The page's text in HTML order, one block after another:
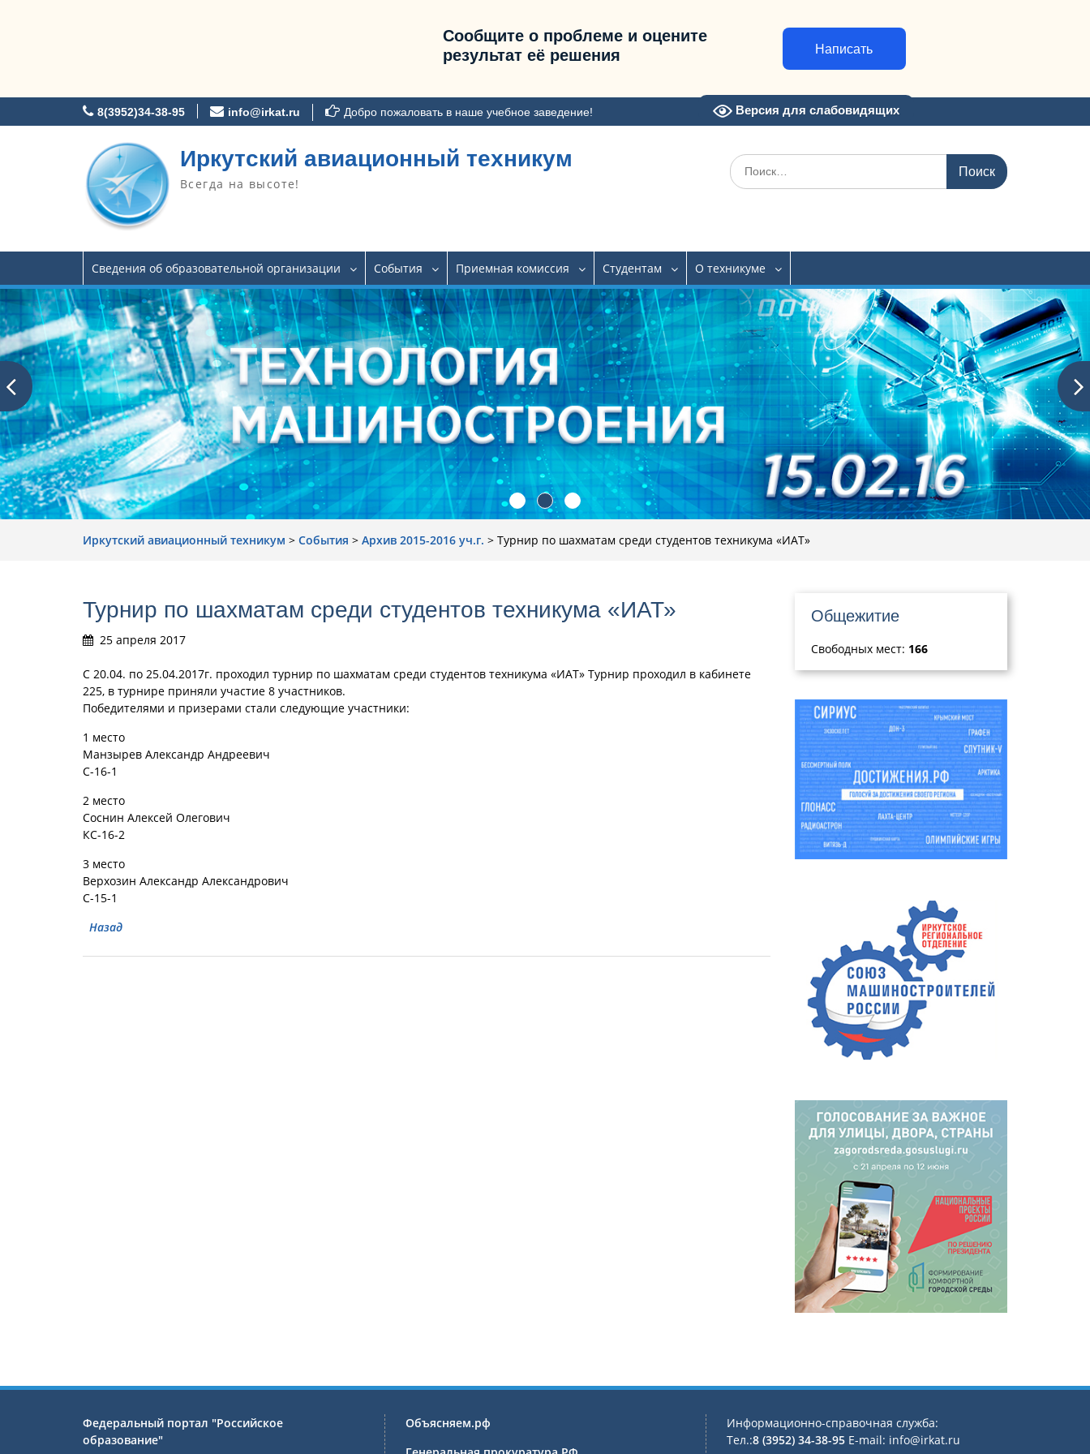
Сообщите о проблеме и оцените
результат её решения
Написать
к
8(3952)34-38-95 info@irkat.ru Добро пожаловать в наше учебное заведение! Версия для слабовидящих
Иркутский авиационный техникум
Всегда на высоте!
Искать:
Сведения об образовательной организации События Приемная комиссия Студентам О техникуме
Иркутский авиационный техникум > События > Архив 2015-2016 уч.г. > Турнир по шахматам среди студентов техникума «ИАТ»
Турнир по шахматам среди студентов техникума «ИАТ»
25 апреля 2017
С 20.04. по 25.04.2017г. проходил турнир по шахматам среди студентов техникума «ИАТ» Турнир проходил в кабинете
225, в турнире приняли участие 8 участников.
Победителями и призерами стали следующие участники:
1 место
Манзырев Александр Андреевич
С-16-1
2 место
Соснин Алексей Олегович
КС-16-2
3 место
Верхозин Александр Александрович
С-15-1
Назад
Общежитие
Свободных мест: 166
Федеральный портал "Российское
образование"
Объясняем.рф
Информационно-справочная служба:
Тел.:8 (3952) 34-38-95 E-mail: info@irkat.ru